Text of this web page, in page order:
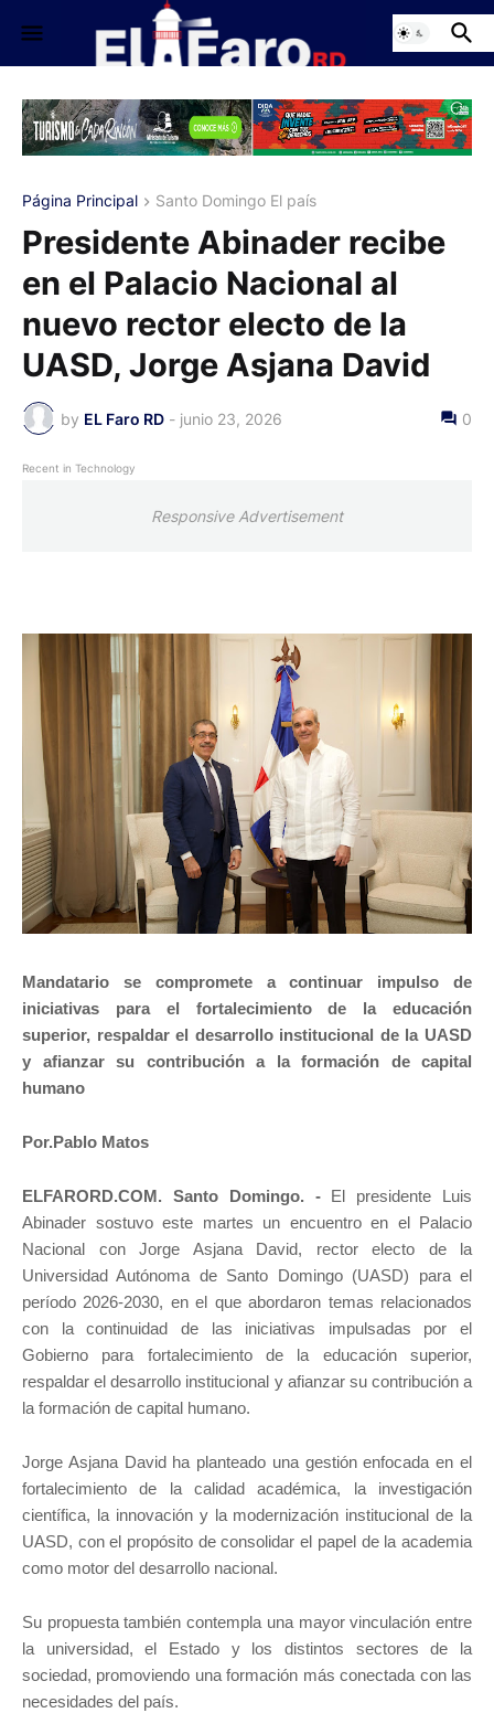
Página Principal Santo Domingo El país
Presidente Abinader recibe
en el Palacio Nacional al
nuevo rector electo de la
UASD, Jorge Asjana David
by EL Faro RD - junio 23, 2026 0
Recent in Technology
Responsive Advertisement
Mandatario se compromete a continuar impulso de
iniciativas para el fortalecimiento de la educación
superior, respaldar el desarrollo institucional de la UASD
y afianzar su contribución a la formación de capital
humano
Por.Pablo Matos
ELFARORD.COM. Santo Domingo. - El presidente Luis
Abinader sostuvo este martes un encuentro en el Palacio
Nacional con Jorge Asjana David, rector electo de la
Universidad Autónoma de Santo Domingo (UASD) para el
período 2026-2030, en el que abordaron temas relacionados
con la continuidad de las iniciativas impulsadas por el
Gobierno para fortalecimiento de la educación superior,
respaldar el desarrollo institucional y afianzar su contribución a
la formación de capital humano.
Jorge Asjana David ha planteado una gestión enfocada en el
fortalecimiento de la calidad académica, la investigación
científica, la innovación y la modernización institucional de la
UASD, con el propósito de consolidar el papel de la academia
como motor del desarrollo nacional.
Su propuesta también contempla una mayor vinculación entre
la universidad, el Estado y los distintos sectores de la
sociedad, promoviendo una formación más conectada con las
necesidades del país.